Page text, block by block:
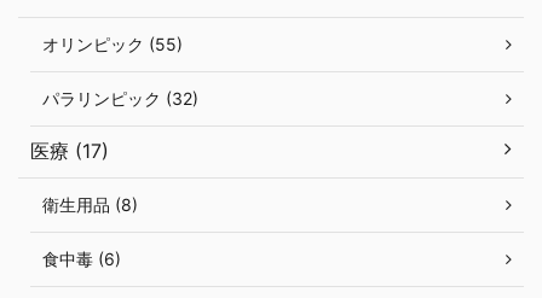
オリンピック (55)
パラリンピック (32)
医療 (17)
衛生用品 (8)
食中毒 (6)